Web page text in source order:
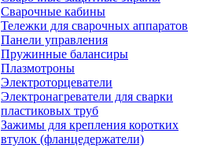
Сварочные кабины
Тележки для сварочных аппаратов
Панели управления
Пружинные балансиры
Плазмотроны
Электроторцеватели
Электронагреватели для сварки
пластиковых труб
Зажимы для крепления коротких
втулок (фланцедержатели)